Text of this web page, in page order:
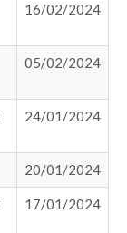
16/02/2024
05/02/2024
24/01/2024
20/01/2024
17/01/2024